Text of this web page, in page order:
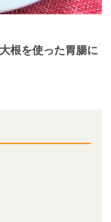
根を使った胃腸に